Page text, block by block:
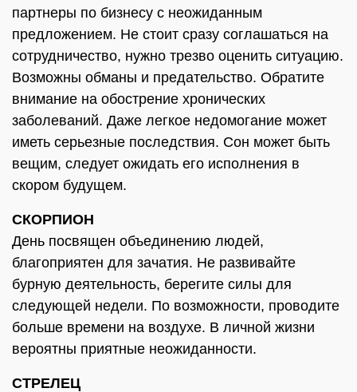
партнеры по бизнесу с неожиданным
предложением. Не стоит сразу соглашаться на
сотрудничество, нужно трезво оценить ситуацию.
Возможны обманы и предательство. Обратите
внимание на обострение хронических
заболеваний. Даже легкое недомогание может
иметь серьезные последствия. Сон может быть
вещим, следует ожидать его исполнения в
скором будущем.
СКОРПИОН
День посвящен объединению людей,
благоприятен для зачатия. Не развивайте
бурную деятельность, берегите силы для
следующей недели. По возможности, проводите
больше времени на воздухе. В личной жизни
вероятны приятные неожиданности.
СТРЕЛЕЦ